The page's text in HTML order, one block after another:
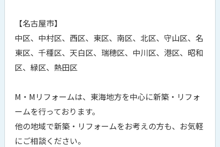
【名古屋市】
中区、中村区、西区、東区、南区、北区、守山区、名
東区、千種区、天白区、瑞穂区、中川区、港区、昭和
区、緑区、熱田区
M・Mリフォームは、東海地方を中心に新築・リフォ
ームを行っております。
他の地域で新築・リフォームをお考えの方も、お気軽
にご相談ください。